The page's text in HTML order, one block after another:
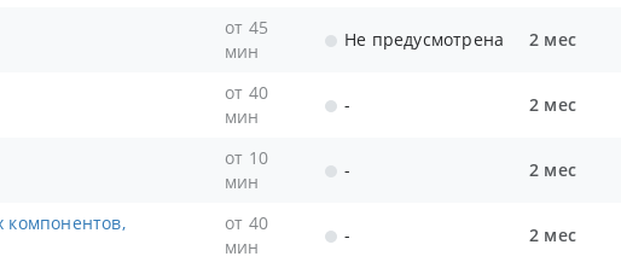
от 45
мин
Не предусмотрена 2 мес
от 40
мин
- 2 мес
от 10
мин
- 2 мес
от 40
мин
- 2 мес